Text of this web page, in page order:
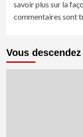
savoir plus sur la
commentaires sont
Vous